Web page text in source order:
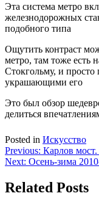
Эта система метро
железнодорожных
подобного типа
Ощутить контраст
метро, там тоже есть
Стокгольму, и просто
украшающими его
Это был обзор
делиться
Posted in Искусство
Навигация
по
записям
Previous: Карлов
Next: Осень-зима
Related Posts